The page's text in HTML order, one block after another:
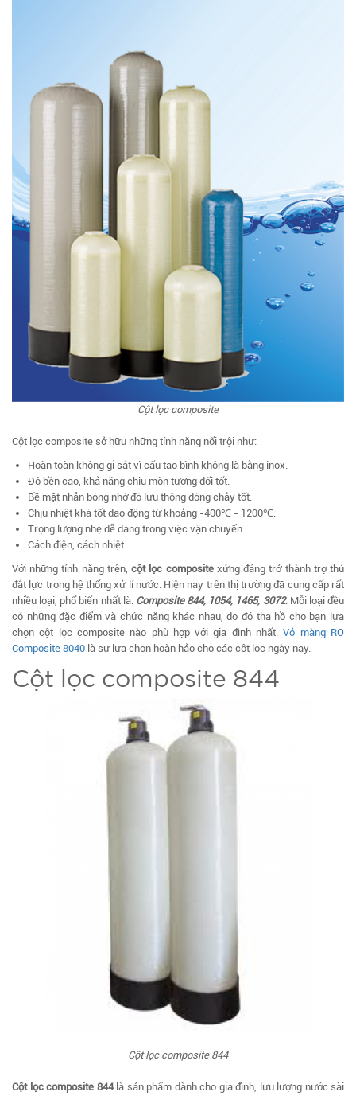
Cột lọc composite
Cột lọc composite sở hữu những tính năng nổi trội như:
Hoàn toàn không gỉ sắt vì cấu tạo bình không là bằng inox.
Độ bền cao, khả năng chịu mòn tương đối tốt.
Bề mặt nhẵn bóng nhờ đó lưu thông dòng chảy tốt.
Chịu nhiệt khá tốt dao động từ khoảng -400℃ - 1200℃.
Trọng lượng nhẹ dễ dàng trong việc vận chuyển.
Cách điện, cách nhiệt.
Với những tính năng trên,cột lọc composite xứng đáng trở thành trợ thủ
đắt lực trong hệ thống xử lí nước. Hiện nay trên thị trường đã cung cấp rất
nhiều loại, phổ biến nhất là: Composite 844, 1054, 1465, 3072. Mỗi loại đều
có những đặc điểm và chức năng khác nhau, do đó tha hồ cho bạn lựa
chọn cột lọc composite nào phù hợp với gia đình nhất.Vỏ màng RO
Composite 8040 là sự lựa chọn hoàn hảo cho các cột lọc ngày nay.
Cột lọc composite 844
Cột lọc composite 844
Cột lọc composite 844là sản phẩm dành cho gia đình, lưu lượng nước sài